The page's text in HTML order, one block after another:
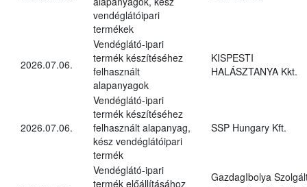
vendéglátóipari
termékek
2026.07.06.
Vendéglátó-ipari
termék készítéséhez
felhasznált
alapanyagok
KISPESTI
HALÁSZTANYA Kkt.
2026.07.06.
Vendéglátó-ipari
termék készítéséhez
felhasznált alapanyag,
kész vendéglátóipari
termék
SSP Hungary Kft.
Vendéglátó-ipari
termék előállításához
GazdagIbolya